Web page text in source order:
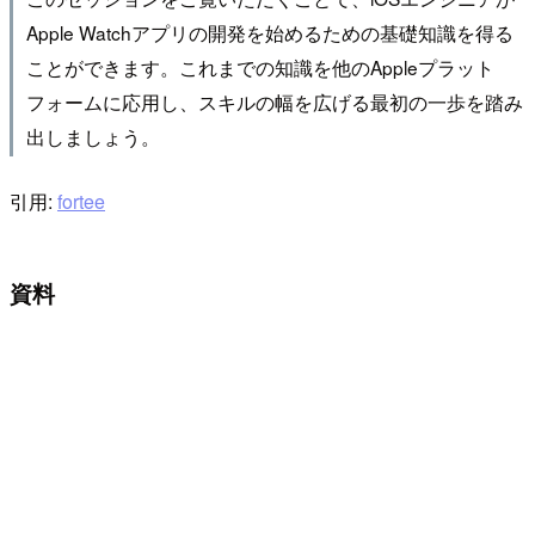
Apple Watchアプリの開発を始めるための基礎知識を得る
ことができます。これまでの知識を他のAppleプラット
フォームに応用し、スキルの幅を広げる最初の一歩を踏み
出しましょう。
引用: fortee
資料